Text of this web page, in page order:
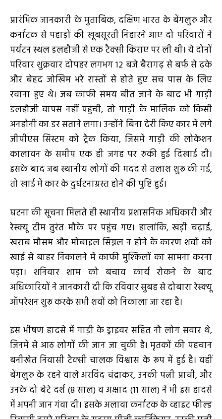
प्रारंभिक जानकारी के मुताबिक, दक्षिण भारत के बेंगलुरु और
कर्नाटक से पहाड़ों की खूबसूरती निहारने आए दो परिवारों ने
पर्यटन स्थल डलहौजी से एक टैक्सी किराए पर ली थी। ये दोनों
परिवार शुक्रवार दोपहर लगभग 12 बजे बैरागढ़ से बर्फ से ढके
और बेहद जोखिम भरे रास्तों से होते हुए सच पास के लिए
रवाना हुए थे। जब काफी समय बीत जाने के बाद भी गाड़ी
डलहौजी वापस नहीं पहुंची, तो गाड़ी के मालिक को किसी
अनहोनी का डर सताने लगा। उन्होंने बिना देरी किए कार में लगे
जीपीएस सिस्टम को ट्रैक किया, जिसमें गाड़ी की लोकेशन
कालावन के समीप एक ही जगह पर रुकी हुई दिखाई दी।
इसके बाद जब स्थानीय लोगों की मदद से तलाश शुरू की गई,
तो खाई में कार के दुर्घटनाग्रस्त होने की पुष्टि हुई।
घटना की सूचना मिलते ही स्थानीय प्रशासनिक अधिकारी और
रेस्क्यू टीम तुरंत मौके पर पहुंच गए। हालांकि, खड़ी चढ़ाई,
खराब मौसम और मोबाइल सिग्नल न होने के कारण शवों को
खाई से बाहर निकालने में काफी मुश्किलों का सामना करना
पड़ा। शनिवार शाम को बचाव कार्य रोकने के बाद
अधिकारियों ने जानकारी दी कि रविवार सुबह से दोबारा रेस्क्यू
ऑपरेशन शुरू करके सभी शवों को निकाला जा रहा है।
इस भीषण हादसे में गाड़ी के ड्राइवर सहित नौ लोग सवार थे,
जिनमें से आठ लोगों की जान जा चुकी है। मृतकों की पहचान
बनीखेत निवासी टैक्सी चालक विश्वास के रूप में हुई है। वहीं
बेंगलुरु के रहने वाले अरविंद चंद्राकर, उनकी पत्नी प्राची, और
उनके दो बेटे दर्श (8 साल) व अक्षाद (11 साल) ने भी इस हादसे
में अपनी जान गंवा दी। इसके अलावा कर्नाटक के व्‍हाइट फील्ड